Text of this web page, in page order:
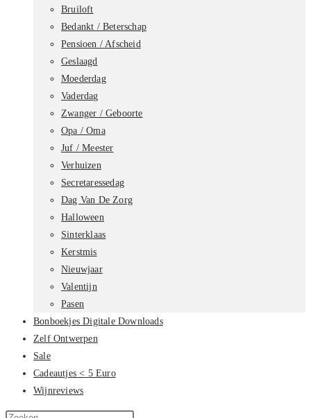
Bruiloft
Bedankt / Beterschap
Pensioen / Afscheid
Geslaagd
Moederdag
Vaderdag
Zwanger / Geboorte
Opa / Oma
Juf / Meester
Verhuizen
Secretaressedag
Dag Van De Zorg
Halloween
Sinterklaas
Kerstmis
Nieuwjaar
Valentijn
Pasen
Bonboekjes Digitale Downloads
Zelf Ontwerpen
Sale
Cadeautjes < 5 Euro
Wijnreviews